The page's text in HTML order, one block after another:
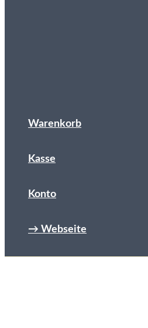
Warenkorb
Kasse
Konto
→ Webseite